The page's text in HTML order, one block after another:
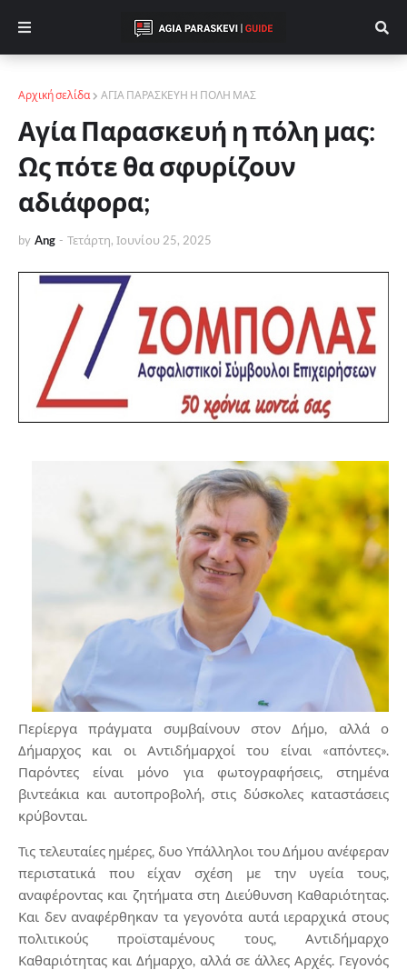
Αρχική σελίδα ΑΓΙΑ ΠΑΡΑΣΚΕΥΗ Η ΠΟΛΗ ΜΑΣ
Αγία Παρασκευή η πόλη μας:
Ως πότε θα σφυρίζουν
αδιάφορα;
by Ang - Τετάρτη, Ιουνίου 25, 2025
Περίεργα πράγματα συμβαίνουν στον Δήμο, αλλά ο
Δήμαρχος και οι Αντιδήμαρχοί του είναι «απόντες».
Παρόντες είναι μόνο για φωτογραφήσεις, στημένα
βιντεάκια και αυτοπροβολή, στις δύσκολες καταστάσεις
κρύβονται.
Τις τελευταίες ημέρες, δυο Υπάλληλοι του Δήμου ανέφεραν
περιστατικά που είχαν σχέση με την υγεία τους,
αναφέροντας και ζητήματα στη Διεύθυνση Καθαριότητας.
Και δεν αναφέρθηκαν τα γεγονότα αυτά ιεραρχικά στους
πολιτικούς προϊσταμένους τους, Αντιδήμαρχο
Καθαριότητας και Δήμαρχο, αλλά σε άλλες Αρχές. Γεγονός